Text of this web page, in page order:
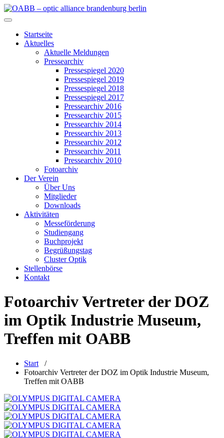
Zum
Inhalt
OABB – optic alliance brandenburg berlin
Startseite
Aktuelles
Aktuelle Meldungen
Pressearchiv
Pressespiegel 2020
Pressespiegel 2019
Pressespiegel 2018
Pressespiegel 2017
Pressearchiv 2016
Pressearchiv 2015
Pressearchiv 2014
Pressearchiv 2013
Pressearchiv 2012
Pressearchiv 2011
Pressearchiv 2010
Fotoarchiv
Der Verein
Über Uns
Mitglieder
Downloads
Aktivitäten
Messeförderung
Studiengang
Buchprojekt
Begrüßungstag
Cluster Optik
Stellenbörse
Kontakt
Fotoarchiv Vertreter der DOZ
im Optik Industrie Museum,
Treffen mit OABB
Start /
Fotoarchiv Vertreter der DOZ im Optik Industrie Museum,
Treffen mit OABB